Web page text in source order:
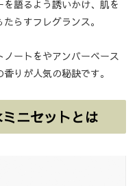
語るよう誘いかけ、肌を
らすフレグランス。
ートをやアンバーベース
りが人気の秘訣です。
ニセットとは